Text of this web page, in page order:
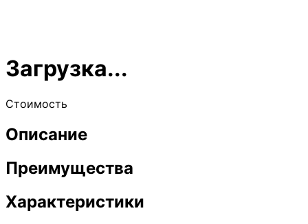
Загрузка...
Стоимость
Описание
Преимущества
Характеристики